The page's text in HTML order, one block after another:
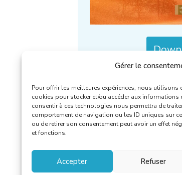
Gérer le
Pour offrir les meilleures expériences, nous
cookies pour stocker et/ou accéder aux informations
consentir à ces technologies nous permettra de
comportement de navigation ou les ID uniques sur
ou de retirer son consentement peut avoir un effet
et fonctions.
Accepter Refuser
Categories : De